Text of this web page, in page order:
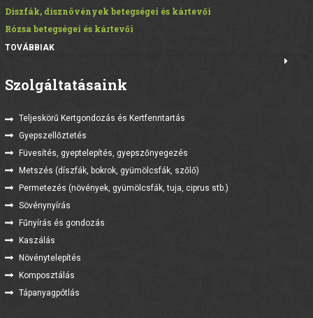
Díszfák, dísznövények betegségei és kártevői
Rózsa betegségei és kártevői
TOVÁBBIAK
Szolgáltatásaink
Teljeskörű Kertgondozás és Kertfenntartás
Gyepszellőztetés
Füvesítés, gyeptelepítés, gyepszőnyegezés
Metszés (díszfák, bokrok, gyümölcsfák, szőlő)
Permetezés (növények, gyümölcsfák, tuja, ciprus stb.)
Sövénynyírás
Fűnyírás és gondozás
Kaszálás
Növénytelepítés
Komposztálás
Tápanyagpótlás